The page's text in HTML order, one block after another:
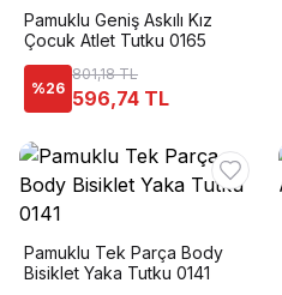
Pamuklu Geniş Askılı Kız
Çocuk Atlet Tutku 0165
%26
801,18 TL
596,74 TL
Pamuklu Tek Parça Body
Bisiklet Yaka Tutku 0141